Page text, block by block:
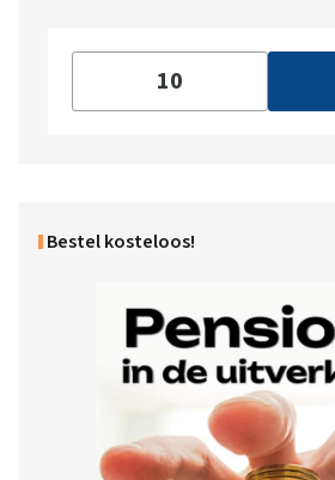
Bestel kosteloos!